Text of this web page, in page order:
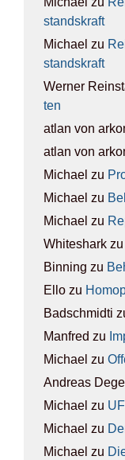
stands­kraft
Michael zu
stands­kraft
Werner
ten
atlan von
atlan von
Michael zu
Michael zu
Michael zu
Whiteshark zu
Binning zu
Ello zu
Badschmidti
Manfred zu
Michael zu
Andreas
Michael zu
Michael zu
Michael zu